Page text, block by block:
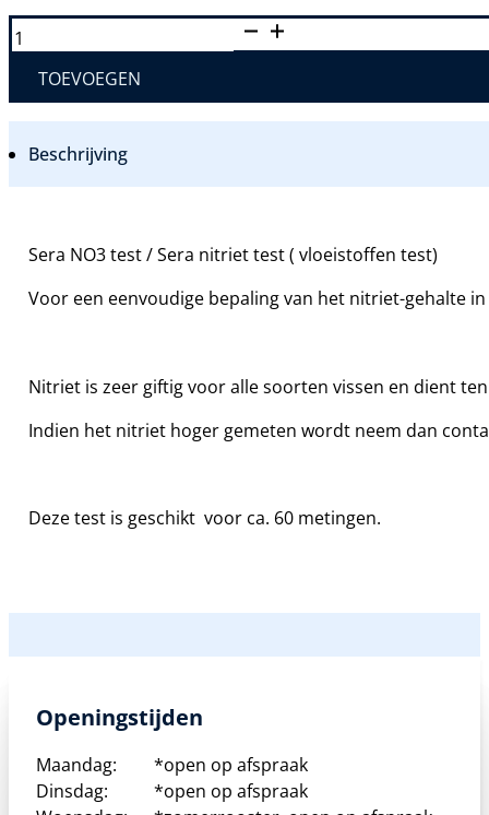
SERA
NO2
AANTAL
TOEVOEGEN
Beschrijving
Sera NO3 test / Sera nitriet test ( vloeistoffen test)
Voor een eenvoudige bepaling van het nitriet-gehalte
Nitriet is zeer giftig voor alle soorten vissen en dient
Indien het nitriet hoger gemeten wordt neem dan
Deze test is geschikt voor ca. 60 metingen.
Openingstijden
Maandag:
*open op afspraak
Dinsdag:
*open op afspraak